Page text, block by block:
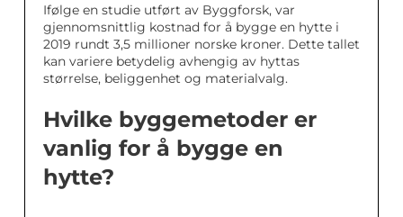
Ifølge en studie utført av Byggforsk, var
gjennomsnittlig kostnad for å bygge en hytte i
2019 rundt 3,5 millioner norske kroner. Dette tallet
kan variere betydelig avhengig av hyttas
størrelse, beliggenhet og materialvalg.
Hvilke byggemetoder er
vanlig for å bygge en
hytte?